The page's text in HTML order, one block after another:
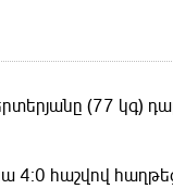
(77 կգ)
4։0 հաշվով